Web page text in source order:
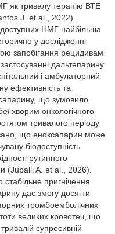
як тривалу терапію ВТЕ
J. et al., 2022).
доступних НМГ найбільша
у дослідженні
запобігання рецидивам
дальтепарину
і амбулаторний
ефективність та
що зумовило
хворим онкологічного
тривалого періоду
що еноксапарин може
біодоступність
рутинного
(Jupalli A. et al., 2026).
пригнічення
дає змогу досягти
тромбоемболічних
великих кровотеч, що
супресивній